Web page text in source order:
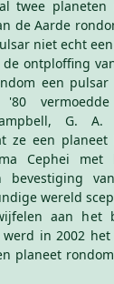
twee planeten
de Aarde
niet echt
ontploffing
een pulsar
vermoedde
G.
ze een planeet
Cephei met
bevestiging
wereld
aan het
in 2002
planeet